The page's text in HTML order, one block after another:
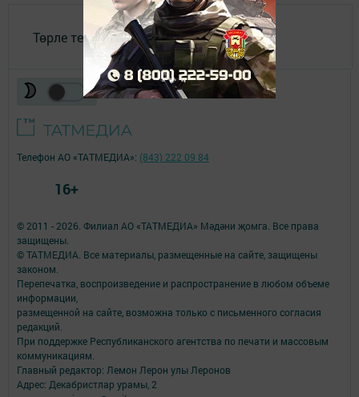
Төрле темалар
© 2011 - 2026. Филиал АО «ТАТМЕДИА» Мәдәни җомга. Все права
защищены.
© ТАТМЕДИА. Все материалы, размещенные на сайте, защищены
законом.
Перепечатка, воспроизведение и распространение в любом объеме
информации,
размещенной на сайте, возможна только с письменного согласия
редакций.
При поддержке Республиканского агентства по печати и массовым
коммуникациям.
Главный редактор: Лемон Лерон улы Леронов
Адрес: Декабристлар урамы, 2
Телефон АО «ТАТМЕДИА»: (843) 222 09 84
16+